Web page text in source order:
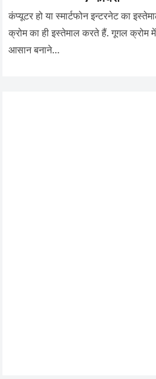
कंप्यूटर हो या स्मार्टफोन इन्टरनेट का
क्रोम का ही इस्तेमाल करते हैं. गूगल क्रोम
आसान बनाने…